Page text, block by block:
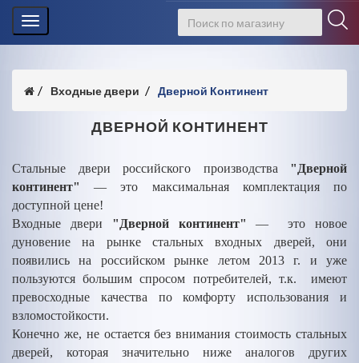
Toggle
navigation
Входные двери Дверной Континент
ДВЕРНОЙ КОНТИНЕНТ
Стальные двери российского производства "Дверной
континент"
— это максимальная комплектация по
доступной цене!
Входные двери "Дверной континент" — это новое
дуновение на рынке стальных входных дверей, они
появились на российском рынке летом 2013 г. и уже
пользуются большим спросом потребителей, т.к. имеют
превосходные качества по комфорту использования и
взломостойкости.
Конечно же, не остается без внимания стоимость стальных
дверей, которая значительно ниже аналогов других